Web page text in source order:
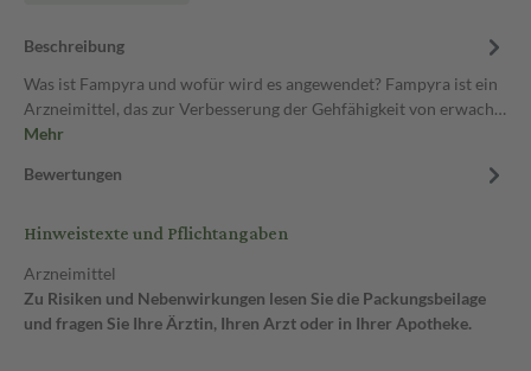
Beschreibung
Was ist Fampyra und wofür wird es angewendet? Fampyra ist ein
Arzneimittel, das zur Verbesserung der Gehfähigkeit von erwach…
Mehr
Bewertungen
Hinweistexte und Pflichtangaben
Arzneimittel
Zu Risiken und Nebenwirkungen lesen Sie die Packungsbeilage
und fragen Sie Ihre Ärztin, Ihren Arzt oder in Ihrer Apotheke.